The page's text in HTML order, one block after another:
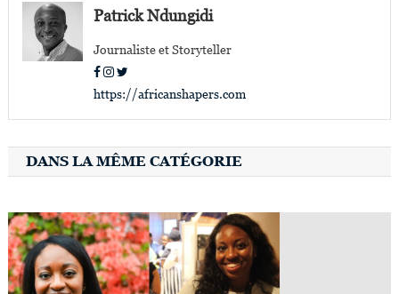
l’articlePatrick Ndungidi
Journaliste et Storyteller
https://africanshapers.com
DANS LA MÊME CATÉGORIE